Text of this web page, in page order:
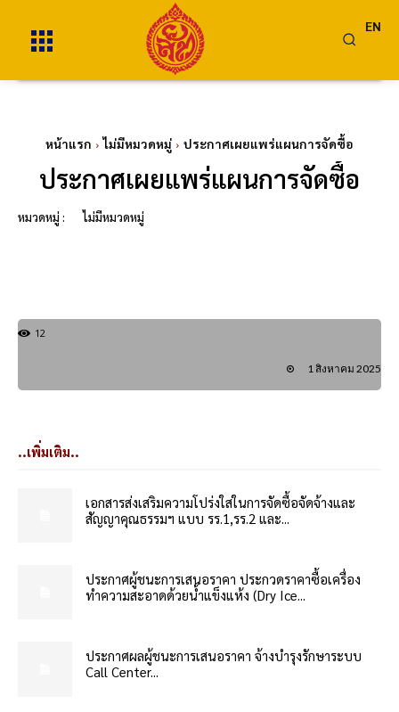
EN
หน้าแรก ไม่มีหมวดหมู่ ประกาศเผยแพร่แผนการจัดซื้อ
ประกาศเผยแพร่แผนการจัดซื้อ
หมวดหมู่ : ไม่มีหมวดหมู่
12
1 สิงหาคม 2025
..เพิ่มเติม..
เอกสารส่งเสริมความโปร่งใสในการจัดซื้อจัดจ้างและ
สัญญาคุณธรรมฯ แบบ รร.1,รร.2 และ...
ประกาศผู้ชนะการเสนอราคา ประกวดราคาซื้อเครื่อง
ทำความสะอาดด้วยน้ำแข็งแห้ง (Dry Ice...
ประกาศผลผู้ชนะการเสนอราคา จ้างบำรุงรักษาระบบ
Call Center...